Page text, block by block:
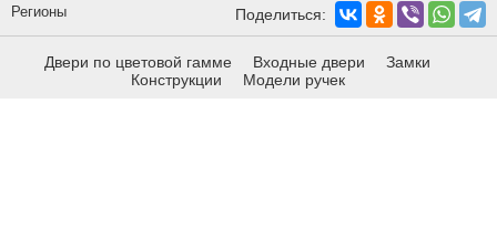
Регионы
Двери по цветовой гамме Входные двери
Замки
Конструкции
Модели ручек
Поделиться: